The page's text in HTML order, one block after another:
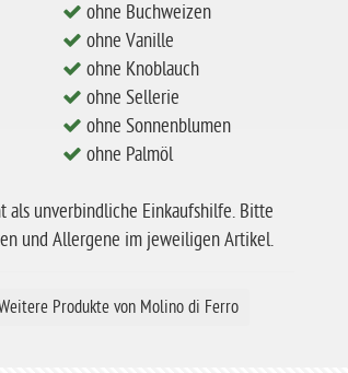
ohne Buchweizen
ohne Vanille
ohne Knoblauch
ohne Sellerie
ohne Sonnenblumen
ohne Palmöl
als unverbindliche Einkaufshilfe. Bitte
und Allergene im jeweiligen Artikel.
Produkte von Molino di Ferro